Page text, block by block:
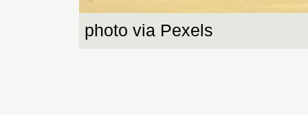
photo via Pexels